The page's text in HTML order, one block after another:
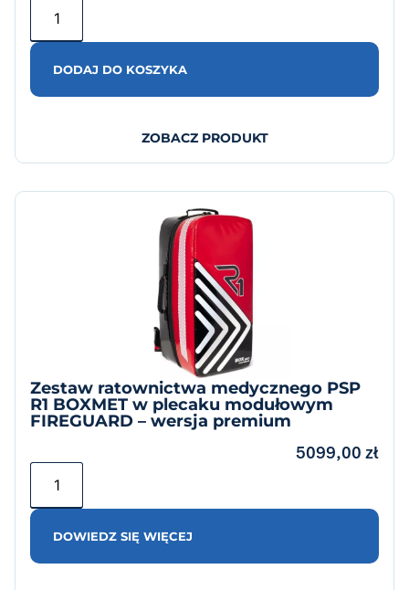
DODAJ DO KOSZYKA
ZOBACZ PRODUKT
Zestaw ratownictwa medycznego PSP
R1 BOXMET w plecaku modułowym
FIREGUARD – wersja premium
5099,00 zł
DOWIEDZ SIĘ WIĘCEJ